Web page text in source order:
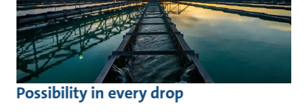
Possibility in every drop